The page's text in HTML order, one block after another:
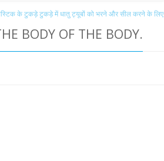
के टुकड़े टुकड़े में धातु ट्यूबों को भरने और सील करने के
BODY OF THE BODY.